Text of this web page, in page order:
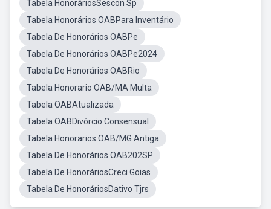
Tabela HonoráriosSescon Sp
Tabela Honorários OABPara Inventário
Tabela De Honorários OABPe
Tabela De Honorários OABPe2024
Tabela De Honorários OABRio
Tabela Honorario OAB/MA Multa
Tabela OABAtualizada
Tabela OABDivórcio Consensual
Tabela Honorarios OAB/MG Antiga
Tabela De Honorários OAB202SP
Tabela De HonoráriosCreci Goias
Tabela De HonoráriosDativo Tjrs